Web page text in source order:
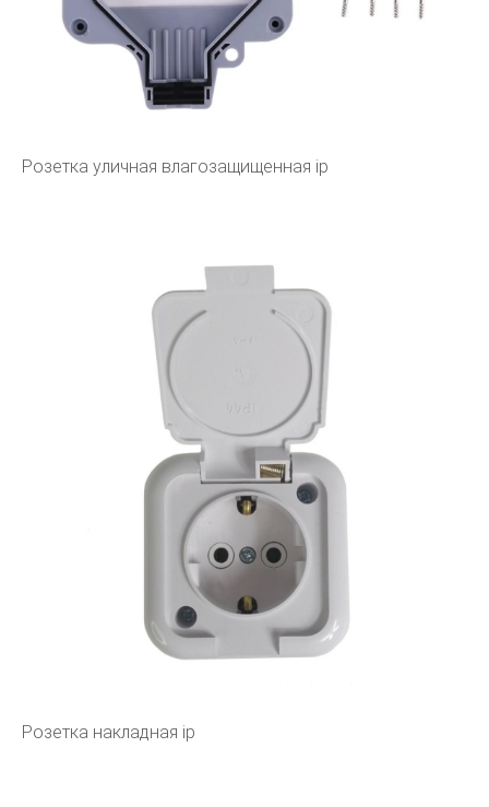
Розетка уличная влагозащищенная ip
Розетка накладная ip